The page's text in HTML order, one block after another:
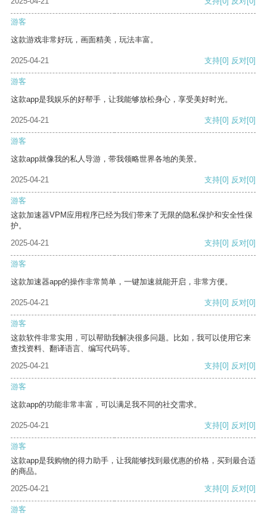
游客
这款游戏非常好玩，画面精美，玩法丰富。
2025-04-21 支持[0] 反对[0]
游客
这款app是我娱乐的好帮手，让我能够放松身心，享受美好时光。
2025-04-21 支持[0] 反对[0]
游客
这款app就像我的私人导游，带我领略世界各地的美景。
2025-04-21 支持[0] 反对[0]
游客
这款加速器VPM应用程序已经为我们带来了无限的隐私保护和安全性保
护。
2025-04-21
支持[0] 反对[0]
游客
这款加速器app的操作非常简单，一键加速就能开启，非常方便。
2025-04-21 支持[0] 反对[0]
游客
这款软件非常实用，可以帮助我解决很多问题。比如，我可以使用它来
查找资料、翻译语言、编写代码等。
2025-04-21
支持[0] 反对[0]
游客
这款app的功能非常丰富，可以满足我不同的社交需求。
2025-04-21 支持[0] 反对[0]
游客
这款app是我购物的得力助手，让我能够找到最优惠的价格，买到最合适
的商品。
2025-04-21
支持[0] 反对[0]
游客